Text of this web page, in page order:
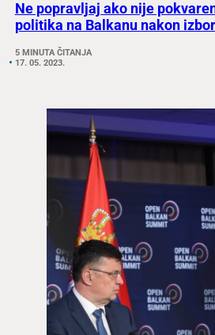
Ne popravljaj ako nije
politika na Balkanu nakon
5 MINUTA ČITANJA
17. 05. 2023.